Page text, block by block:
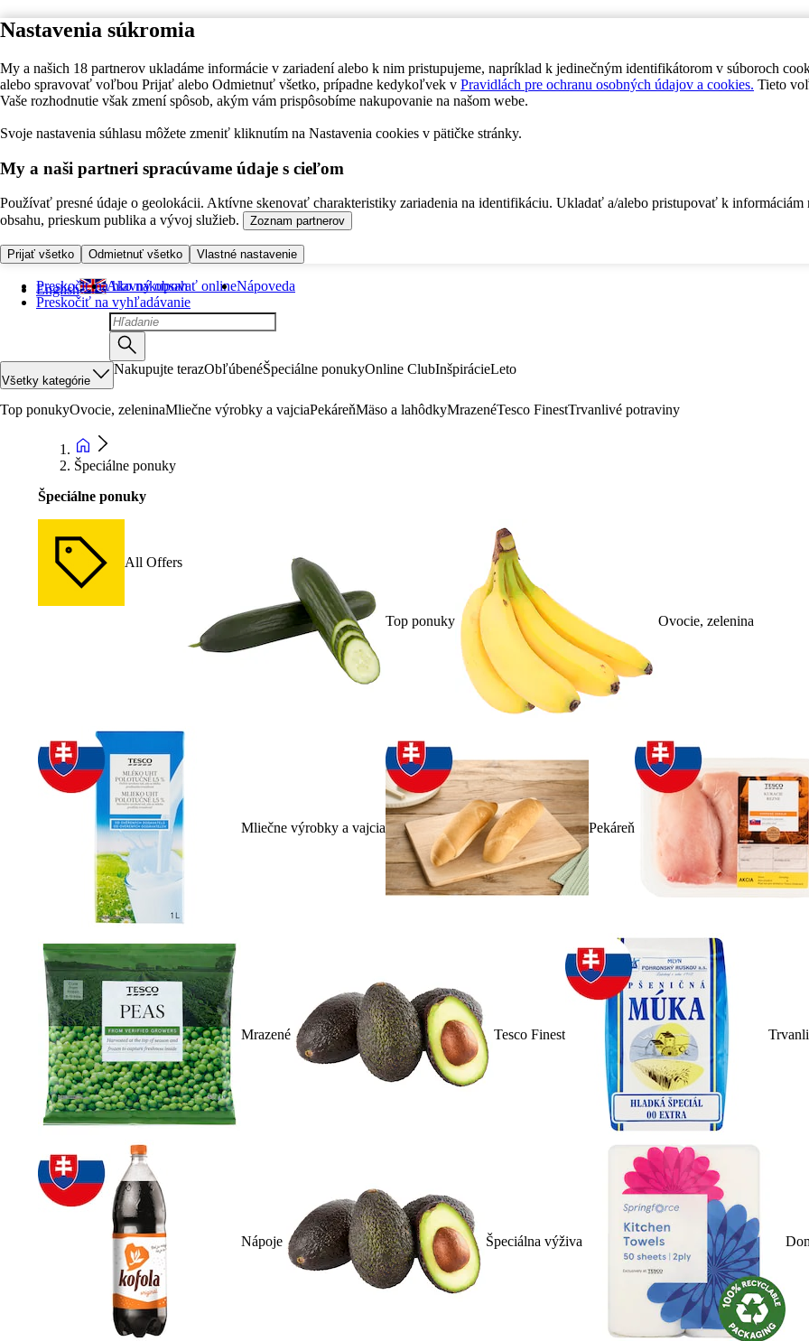
Nastavenia súkromia
My a našich 18 partnerov ukladáme informácie v zariadení alebo k nim pristupujeme, napríklad k jedinečným identifikátorom v súboroch
alebo spravovať voľbou Prijať alebo Odmietnuť všetko, prípadne kedykoľvek v Pravidlách pre ochranu osobných údajov a cookies. Tieto
Vaše rozhodnutie však zmení spôsob, akým vám prispôsobíme nakupovanie na našom webe.
Svoje nastavenia súhlasu môžete zmeniť kliknutím na Nastavenia cookies v pätičke stránky.
My a naši partneri spracúvame údaje s cieľom
Používať presné údaje o geolokácii. Aktívne skenovať charakteristiky zariadenia na identifikáciu. Ukladať a/alebo pristupovať k informáciám
obsahu, prieskum publika a vývoj služieb.
Zoznam partnerov
Prijať všetko Odmietnuť všetko Vlastné nastavenie
Preskočiť na hlavný obsah
Preskočiť na vyhľadávanie
English Ako nakupovať onlineNápoveda
Všetky kategórie
Nakupujte terazObľúbenéŠpeciálne ponukyOnline ClubInšpirácieLeto
Top ponukyOvocie, zeleninaMliečne výrobky a vajciaPekáreňMäso a lahôdkyMrazenéTesco FinestTrvanlivé potraviny
Špeciálne ponuky
Špeciálne ponuky
All Offers
Top ponuky Ovocie, zelenina
Mliečne výrobky a vajcia Pekáreň
Mrazené Tesco Finest
Nápoje Špeciálna výživa